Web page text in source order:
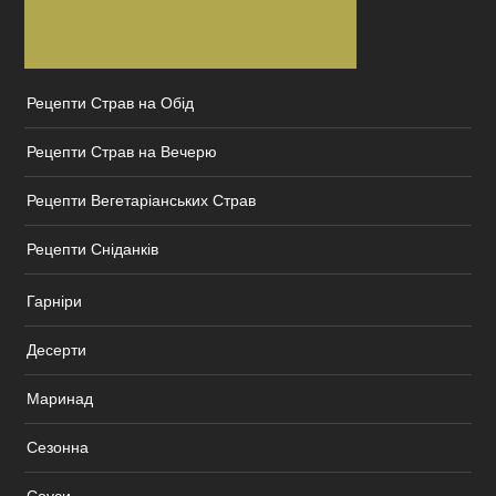
Рецепти Страв на Обід
Рецепти Страв на Вечерю
Рецепти Вегетаріанських Страв
Рецепти Сніданків
Гарніри
Десерти
Маринад
Сезонна